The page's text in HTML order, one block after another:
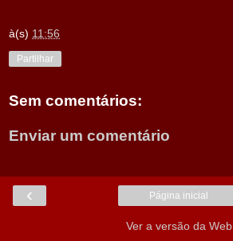
à(s) 11:56
Partilhar
Sem comentários:
Enviar um comentário
‹ Página inicial
Ver a versão da Web